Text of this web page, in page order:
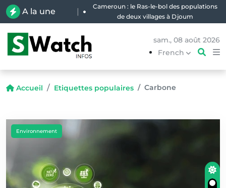
A la une |
Cameroun : le Ras-le-bol des populations
de deux villages à Djoum
sam., 08 août 2026
French
Accueil Etiquettes populaires Carbone
Environnement